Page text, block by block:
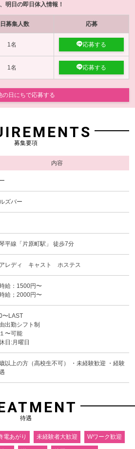
明日の即日体入情報！
募集人数 応募
1名 応募する
1名 応募する
の日にちで応募する
募集要項
内容
ズバー
平線「片原町駅」 徒歩7分
レディ キャスト ホステス
給：1500円〜
給；2000円〜
〜LAST
出勤シフト制
〜可能
日:月曜日
以上の方（高校生不可） ・未経験歓迎 ・経験
待遇
電あがり 未経験者大歓迎 Wワーク歓迎